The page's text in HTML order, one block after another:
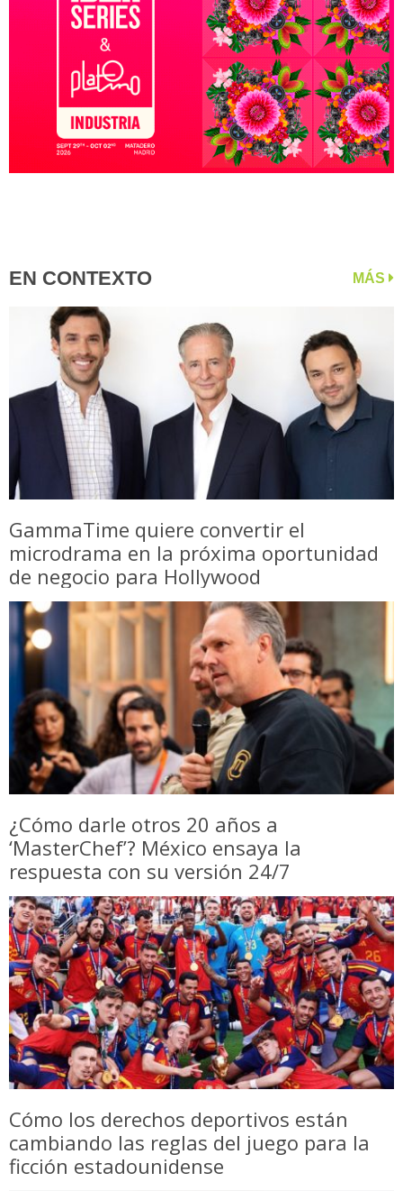
EN CONTEXTO MÁS
GammaTime quiere convertir el
microdrama en la próxima oportunidad
de negocio para Hollywood
¿Cómo darle otros 20 años a
‘MasterChef’? México ensaya la
respuesta con su versión 24/7
Cómo los derechos deportivos están
cambiando las reglas del juego para la
ficción estadounidense